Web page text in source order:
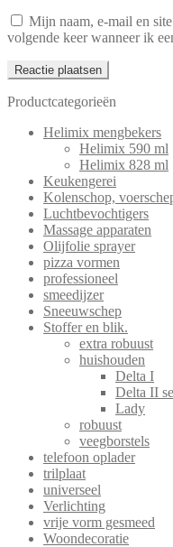
Mijn naam, e-mail en
volgende keer wanneer ik
Productcategorieën
Helimix mengbekers
Helimix 590 ml
Helimix 828 ml
Keukengerei
Kolenschop,
Luchtbevochtigers
Massage apparaten
Olijfolie sprayer
pizza vormen
professioneel
smeedijzer
Sneeuwschep
Stoffer en blik.
extra robuust
huishouden
Delta I
Delta II
Lady
robuust
veegborstels
telefoon oplader
trilplaat
universeel
Verlichting
vrije vorm gesmeed
Woondecoratie